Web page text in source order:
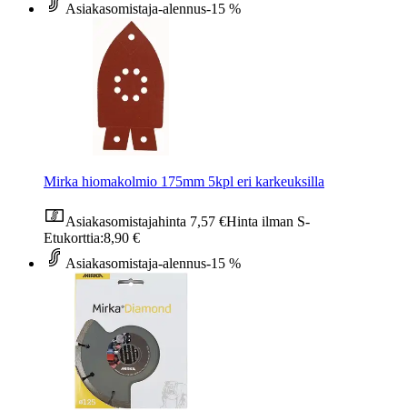
Asiakasomistaja-alennus-15 %
Mirka hiomakolmio 175mm 5kpl eri karkeuksilla
Asiakasomistajahinta 7,57 €Hinta ilman S-
Etukorttia:8,90 €
Asiakasomistaja-alennus-15 %